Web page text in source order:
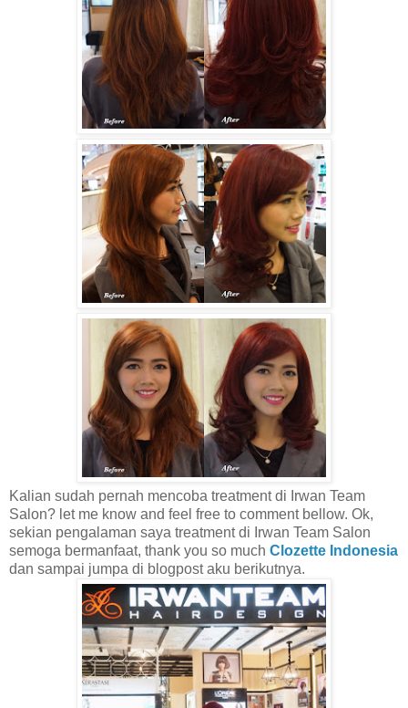
Kalian sudah pernah mencoba treatment di Irwan Team
Salon? let me know and feel free to comment bellow. Ok,
sekian pengalaman saya treatment di Irwan Team Salon
semoga bermanfaat, thank you so much Clozette Indonesia
dan sampai jumpa di blogpost aku berikutnya.